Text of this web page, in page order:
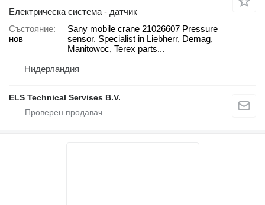
Електрическа система - датчик
Състояние
нов
Sany mobile crane 21026607 Pressure
sensor. Specialist in Liebherr, Demag,
Manitowoc, Terex parts...
Нидерландия
ELS Technical Servises B.V.